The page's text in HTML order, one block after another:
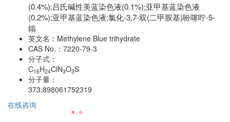
(0.4%);吕氏碱性美蓝染色液(0.1%);亚甲基蓝染色液
(0.2%);亚甲基蓝染色液;氯化-3,7-双(二甲胺基)吩噻咛-5-
鎓
英文名： Methylene Blue trihydrate
CAS No.： 7220-79-3
分子式：
C16H24ClN3O3S
分子量：
373.898061752319
在线咨询